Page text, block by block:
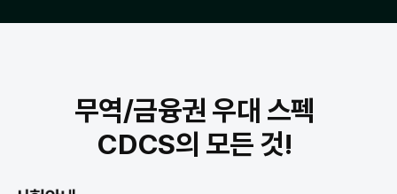
무역/금융권 우대 스펙
CDCS의 모든 것!